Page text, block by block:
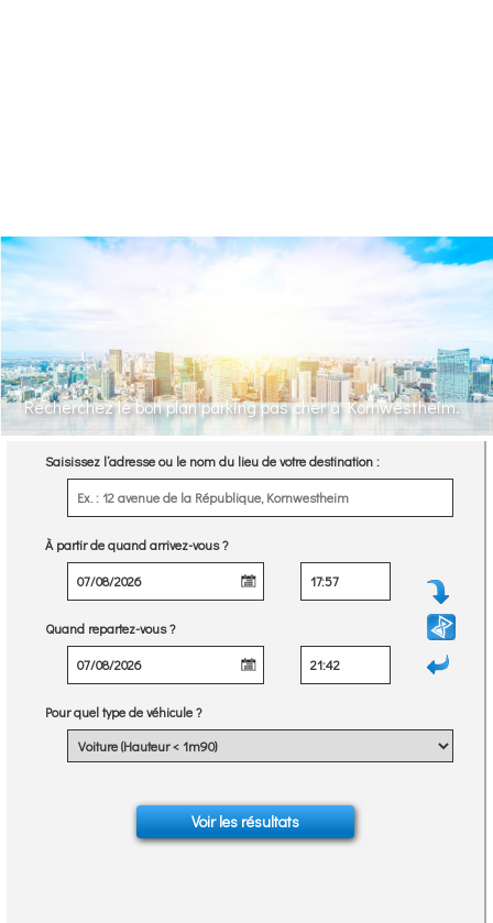
Recherchez le bon plan parking pas cher à Kornwestheim.
Saisissez l’adresse ou le nom du lieu de votre destination :
À partir de quand arrivez-vous ?
Quand repartez-vous ?
Pour quel type de véhicule ?